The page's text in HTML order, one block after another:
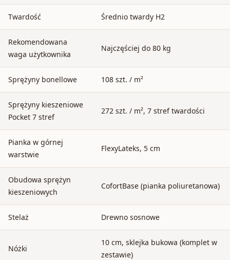
Twardość Średnio twardy H2
Rekomendowana
waga użytkownika
Najczęściej do 80 kg
Sprężyny bonellowe 108 szt. / m²
Sprężyny kieszeniowe
Pocket 7 stref
272 szt. / m², 7 stref twardości
Pianka w górnej
warstwie
FlexyLateks, 5 cm
Obudowa sprężyn
kieszeniowych
CofortBase (pianka poliuretanowa)
Stelaż Drewno sosnowe
Nóżki
10 cm, sklejka bukowa (komplet w
zestawie)